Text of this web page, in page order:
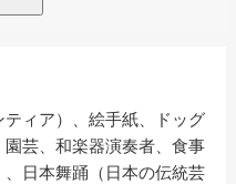
ィア）、絵手紙、ドッグ
芸、和楽器演奏者、食事
日本舞踊（日本の伝統芸